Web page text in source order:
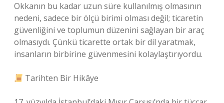
Okkanın bu kadar uzun süre kullanılmış olmasının
nedeni, sadece bir ölçü birimi olması değil; ticaretin
güvenliğini ve toplumun düzenini sağlayan bir araç
olmasıydı. Çünkü ticarette ortak bir dil yaratmak,
insanların birbirine güvenmesini kolaylaştırıyordu.
Tarihten Bir Hikâye